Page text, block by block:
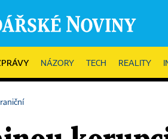
NÁZORY TECH REALITY